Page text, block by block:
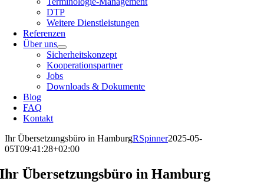
DTP
Weitere Dienstleistungen
Referenzen
Über uns
Sicherheitskonzept
Kooperationspartner
Jobs
Downloads & Dokumente
Blog
FAQ
Kontakt
Ihr Übersetzungsbüro in HamburgRSpinner2025-05-
05T09:41:28+02:00
Ihr Übersetzungsbüro in Hamburg